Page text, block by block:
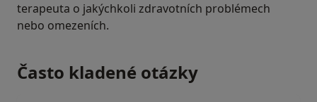
terapeuta o jakýchkoli zdravotních problémech
nebo omezeních.
Často kladené otázky